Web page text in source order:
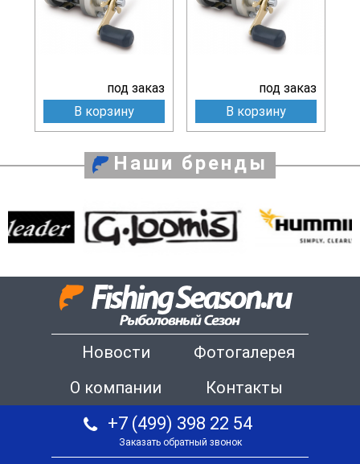
под заказ
В корзину
под заказ
В корзину
Наши бренды
Новости
Фотогалерея
О компании
Контакты
+7 (499) 398 22 54
Заказать обратный звонок